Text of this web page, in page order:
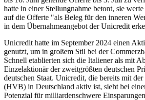
hatte in einer Stellungnahme betont, sie
auf die Offerte "als Beleg für den inneren
in dem Übernahmeangebot der Unicredit
Unicredit hatte im September 2024 einen
genutzt, um in großem Stil bei der
Schnell etablierten sich die Italiener als mit
Einzelaktionär der zweitgrößten deutschen
deutschen Staat. Unicredit, die bereits mit
(HVB) in Deutschland aktiv ist, sieht bei
Potenzial für milliardenschwere